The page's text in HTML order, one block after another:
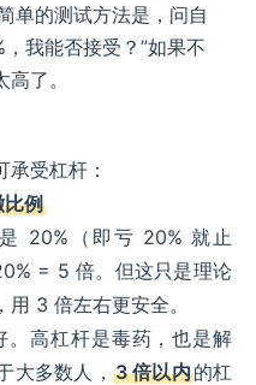
单的测试方法是，问自
我能否接受？”如果不
了。
受杠杆：
比例
20%（即亏 20% 就止
= 5 倍。但这只是理论
3 倍左右更安全。
。高杠杆是毒药，也是解
大多数人， 3 倍以内的杠